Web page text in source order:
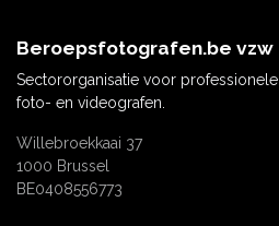
Beroepsfotografen.be vzw
Sectororganisatie voor professionele
foto- en videografen.
Willebroekkaai 37
1000 Brussel
BE0408556773